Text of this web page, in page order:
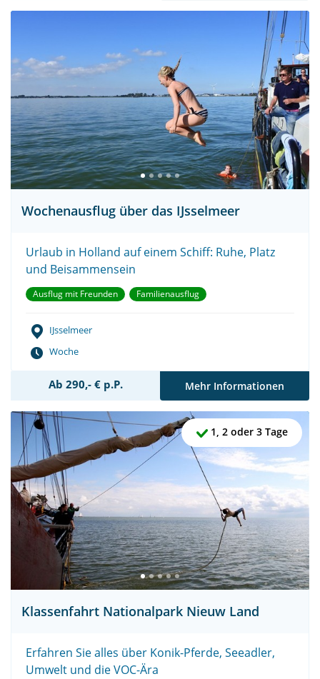
Wochenausflug über das IJsselmeer
Urlaub in Holland auf einem Schiff: Ruhe, Platz
und Beisammensein
Ausflug mit Freunden Familienausflug
IJsselmeer
Woche
Ab 290,- € p.P. Mehr Informationen
1, 2 oder 3 Tage
Klassenfahrt Nationalpark Nieuw Land
Erfahren Sie alles über Konik-Pferde, Seeadler,
Umwelt und die VOC-Ära